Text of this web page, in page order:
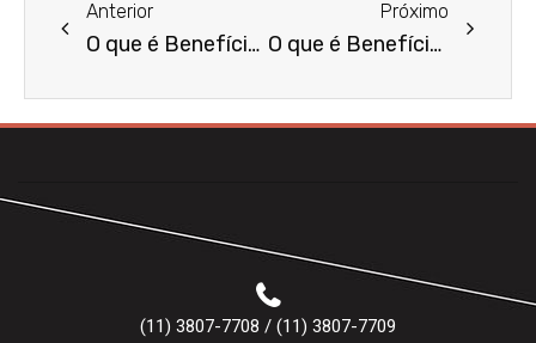
Anterior
O que é Benefício do INSS por Acidente?
Próximo
O que é Benefício Previdenciário por Idade?
(11) 3807-7708 / (11) 3807-7709